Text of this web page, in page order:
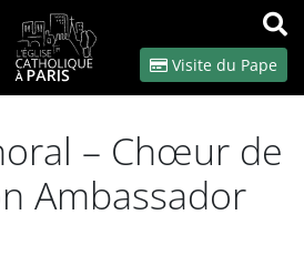
OK
Visite du Pape
– Chœur de
Ambassador
cookies